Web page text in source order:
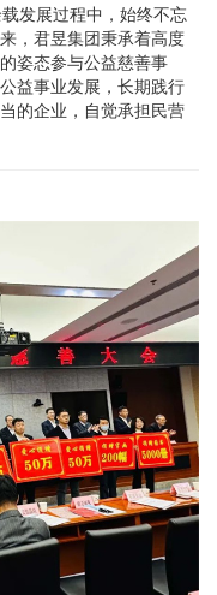
发展过程中，始终不忘
，君昱集团秉承着高度
姿态参与公益慈善事
益事业发展，长期践行
的企业，自觉承担民营